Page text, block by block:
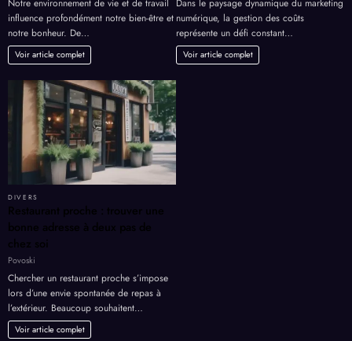
Notre environnement de vie et de travail
influence profondément notre bien-être et
notre bonheur. De…
Voir article complet
Dans le paysage dynamique du marketing
numérique, la gestion des coûts
représente un défi constant…
Voir article complet
DIVERS
Restaurant proche : trouver une
bonne adresse à deux pas de
chez soi
Povoski
Chercher un restaurant proche s’impose
lors d’une envie spontanée de repas à
l’extérieur. Beaucoup souhaitent…
Voir article complet